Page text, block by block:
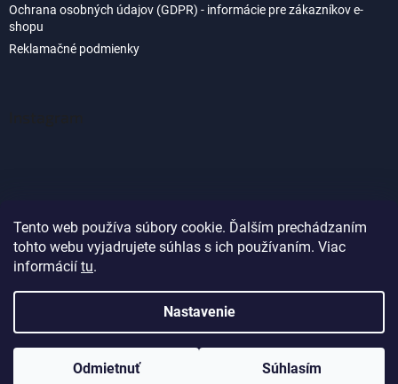
Tento web používa súbory cookie. Ďalším prechádzaním
tohto webu vyjadrujete súhlas s ich používaním. Viac
informácií tu.
Nastavenie
Odmietnuť Súhlasím
Ochrana osobných údajov (GDPR) - informácie pre zákazníkov e-
shopu
Reklamačné podmienky
Sledovať na Instagrame
Vytvoril Shoptet
Copyright 2026Akvaland.sk . Všetky práva vyhradené.